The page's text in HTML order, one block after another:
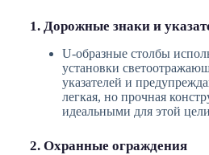
1. Дорожные знаки и
U-образные столбы
установки
указателей и
легкая, но прочная
идеальными для этой
2. Охранные ограждения